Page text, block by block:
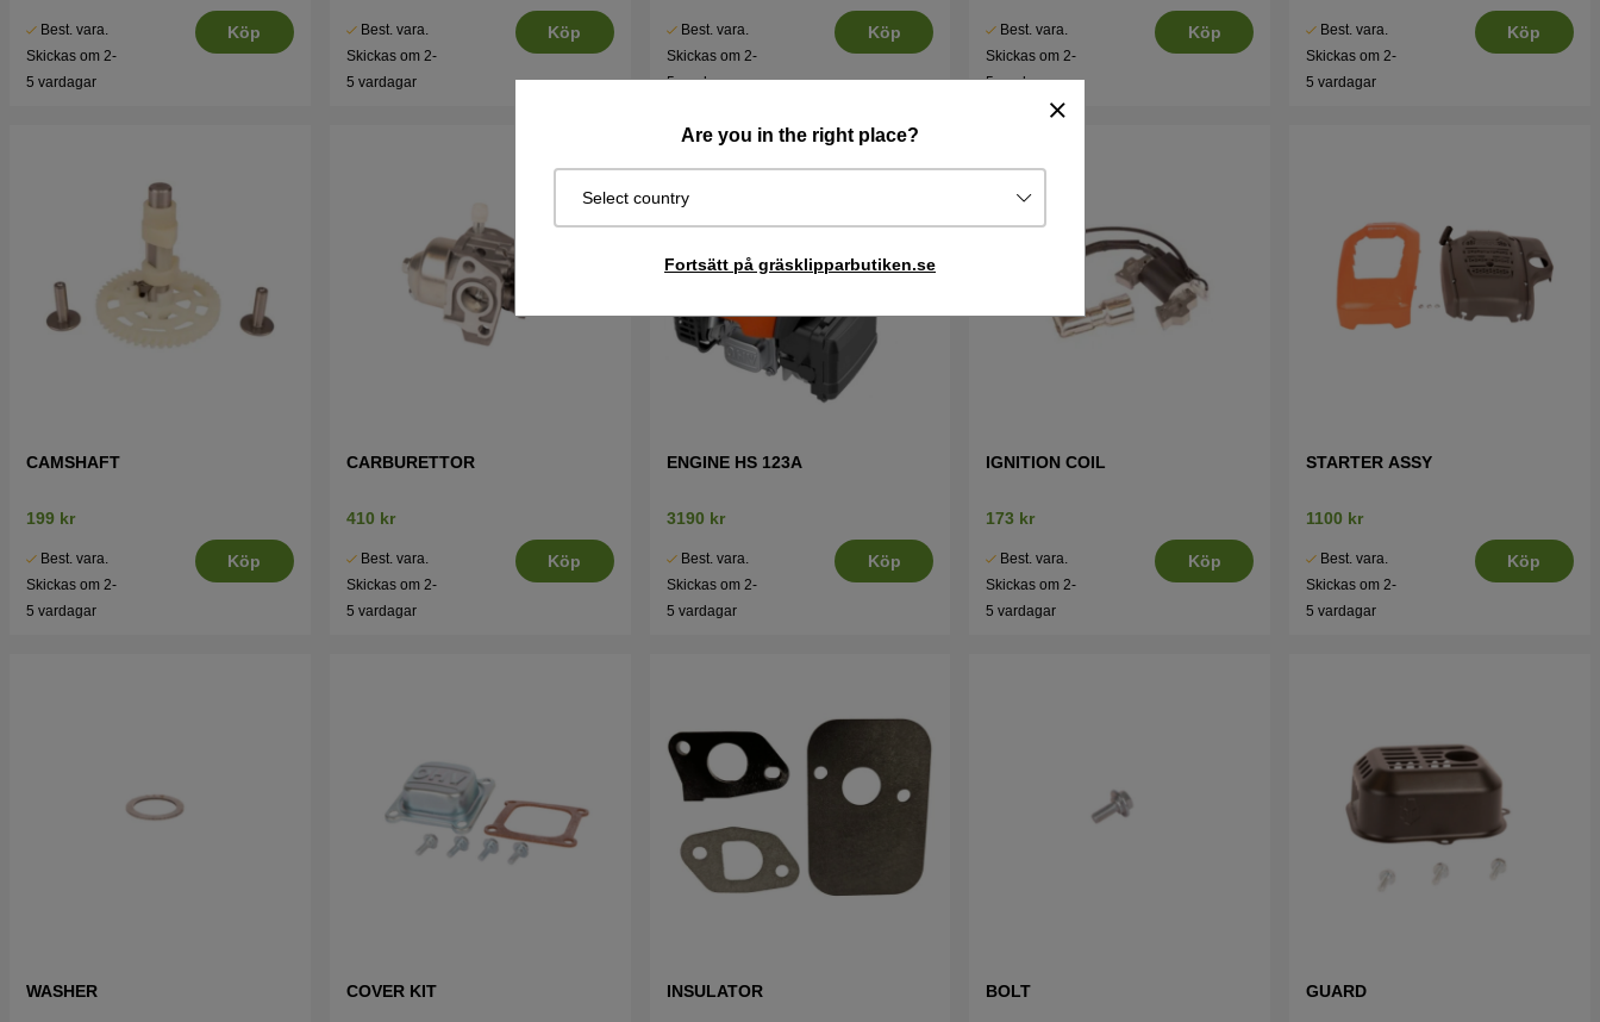
Are you in the right place?
Select country
Fortsätt på gräsklipparbutiken.se
Best. vara.
Skickas om 2-
5 vardagar
Köp
Best. vara.
Skickas om 2-
5 vardagar
Köp
Best. vara.
Skickas om 2-
5 vardagar
Köp
Best. vara.
Skickas om 2-
5 vardagar
Köp
Best. vara.
Skickas om 2-
5 vardagar
Köp
CAMSHAFT
199 kr
Best. vara.
Skickas om 2-
5 vardagar
Köp
CARBURETTOR
410 kr
Best. vara.
Skickas om 2-
5 vardagar
Köp
ENGINE HS 123A
3190 kr
Best. vara.
Skickas om 2-
5 vardagar
Köp
IGNITION COIL
173 kr
Best. vara.
Skickas om 2-
5 vardagar
Köp
STARTER ASSY
1100 kr
Best. vara.
Skickas om 2-
5 vardagar
Köp
WASHER COVER KIT INSULATOR BOLT GUARD